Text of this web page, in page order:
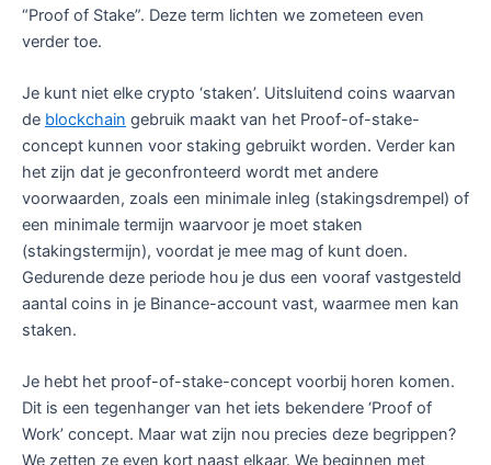
“Proof of Stake”. Deze term lichten we zometeen even
verder toe.
Je kunt niet elke crypto ‘staken’. Uitsluitend coins waarvan
de blockchain gebruik maakt van het Proof-of-stake-
concept kunnen voor staking gebruikt worden. Verder kan
het zijn dat je geconfronteerd wordt met andere
voorwaarden, zoals een minimale inleg (stakingsdrempel) of
een minimale termijn waarvoor je moet staken
(stakingstermijn), voordat je mee mag of kunt doen.
Gedurende deze periode hou je dus een vooraf vastgesteld
aantal coins in je Binance-account vast, waarmee men kan
staken.
Je hebt het proof-of-stake-concept voorbij horen komen.
Dit is een tegenhanger van het iets bekendere ‘Proof of
Work’ concept. Maar wat zijn nou precies deze begrippen?
We zetten ze even kort naast elkaar. We beginnen met